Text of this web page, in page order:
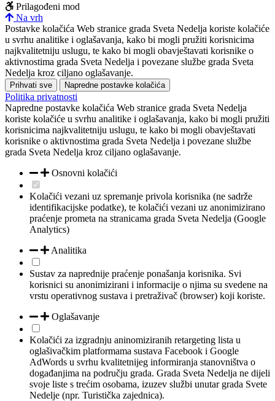
Prilagođeni mod
Na vrh
Postavke kolačića Web stranice grada Sveta Nedelja koriste kolačiće
u svrhu analitike i oglašavanja, kako bi mogli pružiti korisnicima
najkvalitetniju uslugu, te kako bi mogli obavještavati korisnike o
aktivnostima grada Sveta Nedelja i povezane službe grada Sveta
Nedelja kroz ciljano oglašavanje.
Prihvati sve Napredne postavke kolačića
Politika privatnosti
Napredne postavke kolačića Web stranice grada Sveta Nedelja
koriste kolačiće u svrhu analitike i oglašavanja, kako bi mogli pružiti
korisnicima najkvalitetniju uslugu, te kako bi mogli obavještavati
korisnike o aktivnostima grada Sveta Nedelja i povezane službe
grada Sveta Nedelja kroz ciljano oglašavanje.
Osnovni kolačići
Kolačići vezani uz spremanje privola korisnika (ne sadrže
identifikacijske podatke), te kolačići vezani uz anonimizirano
praćenje prometa na stranicama grada Sveta Nedelja (Google
Analytics)
Analitika
Sustav za naprednije praćenje ponašanja korisnika. Svi
korisnici su anonimizirani i informacije o njima su svedene na
vrstu operativnog sustava i pretraživač (browser) koji koriste.
Oglašavanje
Kolačići za izgradnju aninomiziranih retargeting lista u
oglašivačkim platformama sustava Facebook i Google
AdWords u svrhu kvalitetnijeg informiranja stanovništva o
događanjima na području grada. Grada Sveta Nedelja ne dijeli
svoje liste s trećim osobama, izuzev službi unutar grada Svete
Nedelje (npr. Turistička zajednica).